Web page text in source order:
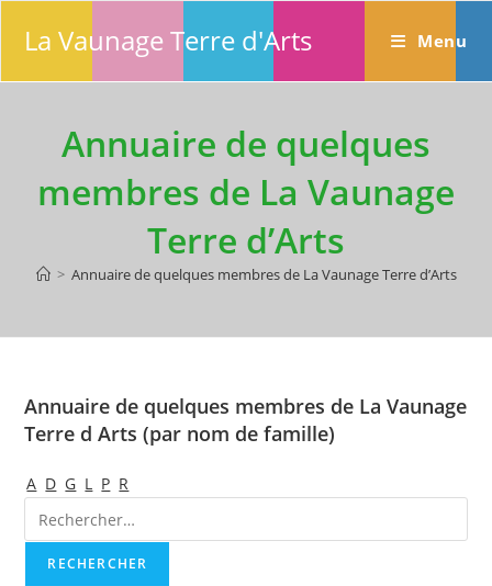
La Vaunage Terre d'Arts Menu
Annuaire de quelques
membres de La Vaunage
Terre d’Arts
> Annuaire de quelques membres de La Vaunage Terre d’Arts
Annuaire de quelques membres de La Vaunage
Terre d Arts (par nom de famille)
A D G L P R